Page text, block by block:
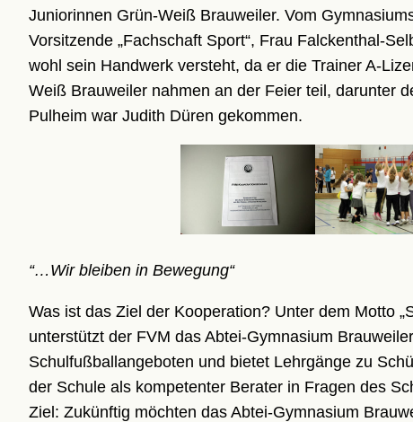
Juniorinnen Grün-Weiß Brauweiler. Vom
Vorsitzende „Fachschaft Sport“, Frau Falckenthal-
wohl sein Handwerk versteht, da er die Trainer A-
Weiß Brauweiler nahmen an der Feier teil, darunter
Pulheim war Judith Düren gekommen.
“…Wir bleiben in Bewegung“
Was ist das Ziel der Kooperation? Unter dem Motto
unterstützt der FVM das Abtei-Gymnasium
Schulfußballangeboten und bietet Lehrgänge zu
der Schule als kompetenter Berater in Fragen des
Ziel: Zukünftig möchten das Abtei-Gymnasium